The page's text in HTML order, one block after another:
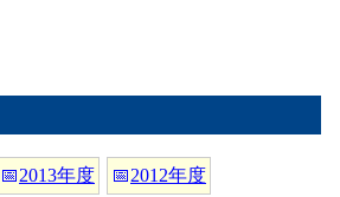
📅2013年度 📅2012年度